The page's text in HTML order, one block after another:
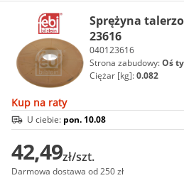
Sprężyna
23616
040123616
Strona zabudowy:Oś
Ciężar [kg]:0.082
Kup na raty
U ciebie: pon. 10.08
42,49zł/szt.
Darmowa dostawa od 250 zł